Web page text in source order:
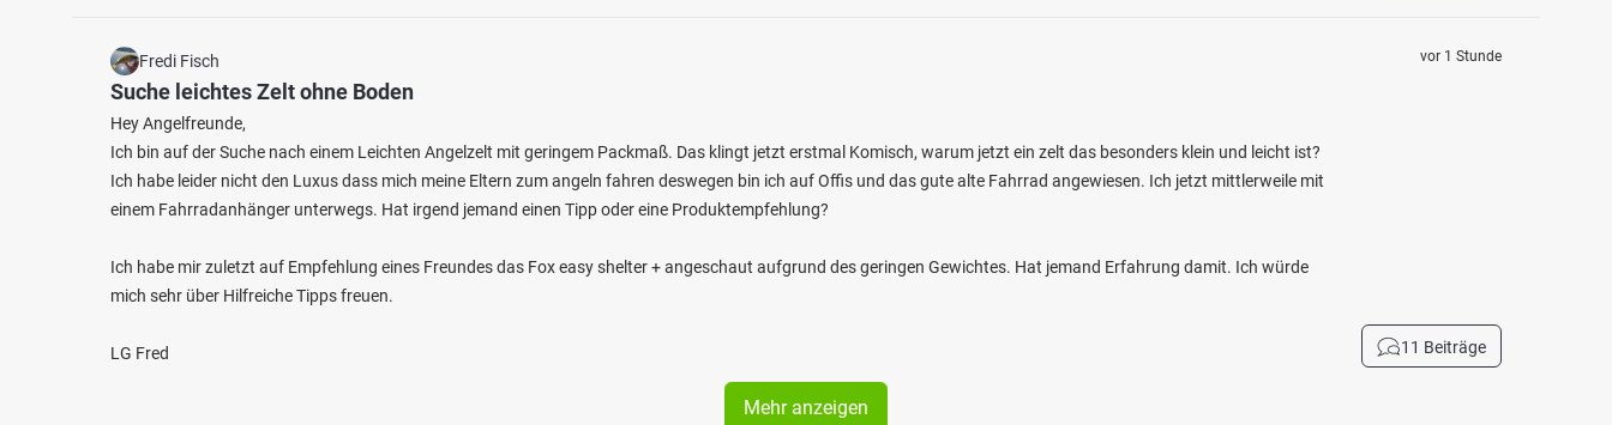
Fredi Fisch
Suche leichtes Zelt ohne Boden
Hey Angelfreunde,
Ich bin auf der Suche nach einem Leichten Angelzelt mit geringem Packmaß. Das klingt jetzt erstmal Komisch, warum jetzt ein zelt das besonders klein und leicht ist?
Ich habe leider nicht den Luxus dass mich meine Eltern zum angeln fahren deswegen bin ich auf Offis und das gute alte Fahrrad angewiesen. Ich jetzt mittlerweile mit
einem Fahrradanhänger unterwegs. Hat irgend jemand einen Tipp oder eine Produktempfehlung?
Ich habe mir zuletzt auf Empfehlung eines Freundes das Fox easy shelter + angeschaut aufgrund des geringen Gewichtes. Hat jemand Erfahrung damit. Ich würde
mich sehr über Hilfreiche Tipps freuen.
LG Fred
vor 1 Stunde
11 Beiträge
Mehr anzeigen